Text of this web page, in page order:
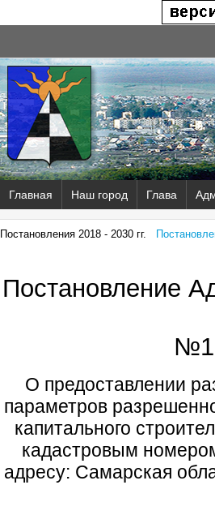
Главная Наш город Глава
Постановления 2018 - 2030 гг.
Постановление
О предоставлении
параметров
капитального
кадастровым
адресу: Самарская